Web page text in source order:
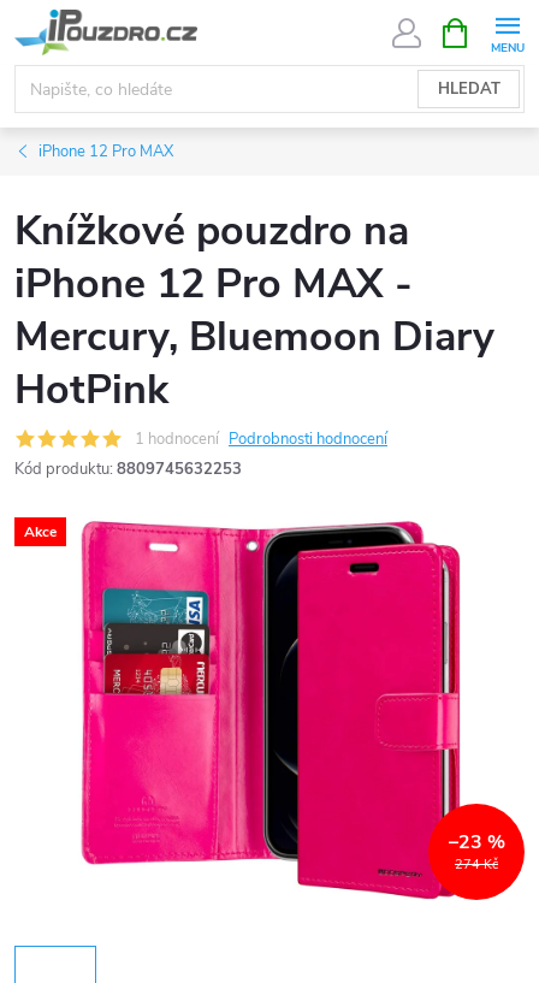
na
obsah
HLEDAT
NÁKUPNÍ
KOŠÍK
iPhone 12 Pro MAX
Knížkové pouzdro na
iPhone 12 Pro MAX -
Mercury, Bluemoon Diary
HotPink
1 hodnocení Podrobnosti hodnocení
Kód produktu: 8809745632253
Akce
274 Kč
–23 %